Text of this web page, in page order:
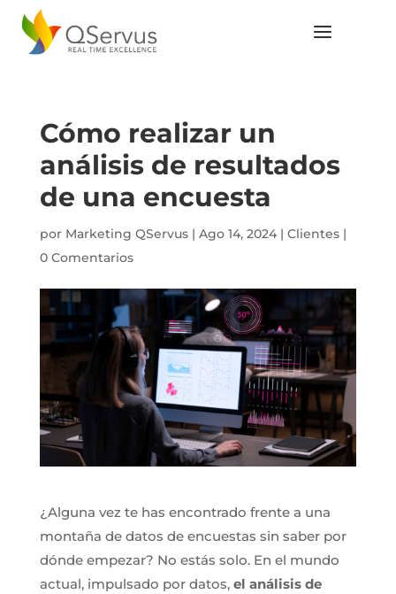
Cómo realizar un
análisis de resultados
de una encuesta
por Marketing QServus| Ago 14, 2024| Clientes|
0 Comentarios
¿Alguna vez te has encontrado frente a una
montaña de datos de encuestas sin saber por
dónde empezar? No estás solo. En el mundo
actual, impulsado por datos, el análisis de